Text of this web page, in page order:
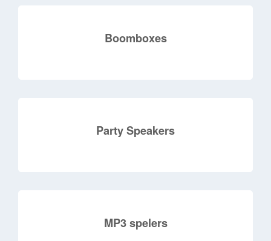
Boomboxes
Party Speakers
MP3 spelers